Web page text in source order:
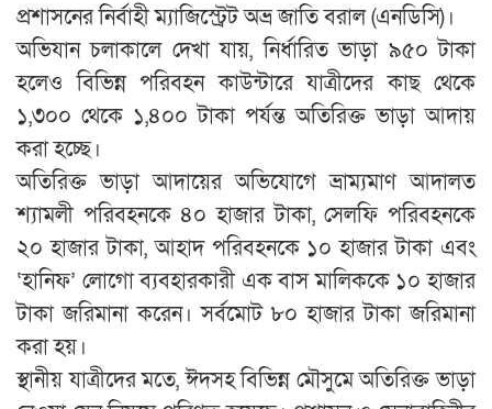
প্রশাসনের নির্বাহী ম্যাজিস্ট্রেট অভ্র জাতি বরাল (এনডিসি)।
অভিযান চলাকালে দেখা যায়, নির্ধারিত ভাড়া ৯৫০ টাকা
হলেও বিভিন্ন পরিবহন কাউন্টারে যাত্রীদের কাছ থেকে
১,৩০০ থেকে ১,৪০০ টাকা পর্যন্ত অতিরিক্ত ভাড়া আদায়
করা হচ্ছে।
অতিরিক্ত ভাড়া আদায়ের অভিযোগে ভ্রাম্যমাণ আদালত
শ্যামলী পরিবহনকে ৪০ হাজার টাকা, সেলফি পরিবহনকে
২০ হাজার টাকা, আহাদ পরিবহনকে ১০ হাজার টাকা এবং
‘হানিফ’ লোগো ব্যবহারকারী এক বাস মালিককে ১০ হাজার
টাকা জরিমানা করেন। সর্বমোট ৮০ হাজার টাকা জরিমানা
করা হয়।
স্থানীয় যাত্রীদের মতে, ঈদসহ বিভিন্ন মৌসুমে অতিরিক্ত ভাড়া